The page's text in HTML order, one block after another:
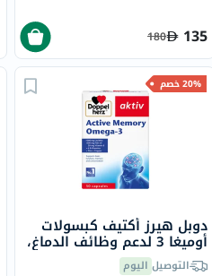
135
180
20% خصم
دوبل هيرز أكتيف كبسولات
أوميغا 3 لدعم وظائف الدماغ،
حزمة من 30
التوصيل اليوم